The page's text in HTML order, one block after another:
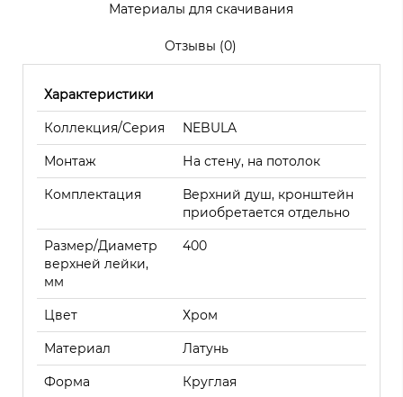
Материалы для скачивания
Отзывы (0)
Характеристики
Коллекция/Серия NEBULA
Монтаж На стену, на потолок
Комплектация
Верхний душ, кронштейн
приобретается отдельно
Размер/Диаметр
верхней лейки,
мм
400
Цвет Хром
Материал Латунь
Форма Круглая